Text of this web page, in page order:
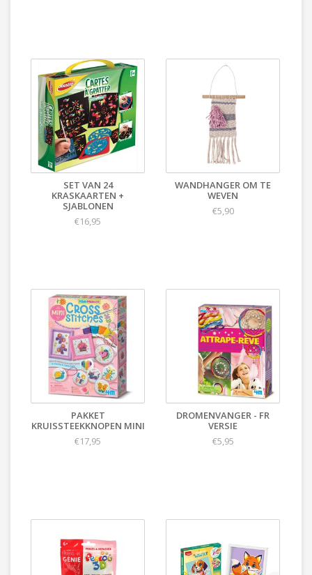
SET VAN 24
KRASKAARTEN +
SJABLONEN
€16,95
WANDHANGER OM TE
WEVEN
€5,90
PAKKET
KRUISSTEEKKNOPEN MINI
€17,95
DROMENVANGER - FR
VERSIE
€5,95